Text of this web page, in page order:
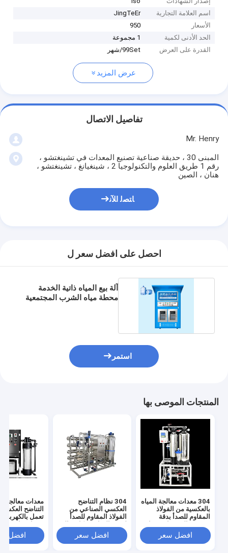
اسم العلامة التجارية
JingTeEr
الأسعار
950
الحد الأدنى لكمية
1 مجموعة
القدرة على العرض
99Set/شهر
عرض المزيد
تفاصيل الاتصال
Mr. Henry
المبنى 30 ، حديقة صناعية تصنيع المعدات في تشينغتشو ،
رقم 1 طريق العلوم والتكنولوجيا 2 ، شينغيانغ ، تشينغتشو ،
هنان ، الصين
ﺎﺘﺼﻟ ﺍﻶﻧ
احصل على افضل سعر ل
آلة بيع المياه ذاتية الخدمة
محطة مياه الشرب المجتمعية
استمر
المنتجات الموصى بها
304 معدات معالجة المياه
بالعكسية من الفولاذ
المقاوم للصدأ بدقة
مدخل المياه 0.3MPAافضل سعر
304 نظام التناضح
العكسي الصناعي من
الفولاذ المقاوم للصدأ
ودائم
افضل سعر
معدات معالجة
التناضح
تعمل
باسكال ودقة
جدًا
افضل